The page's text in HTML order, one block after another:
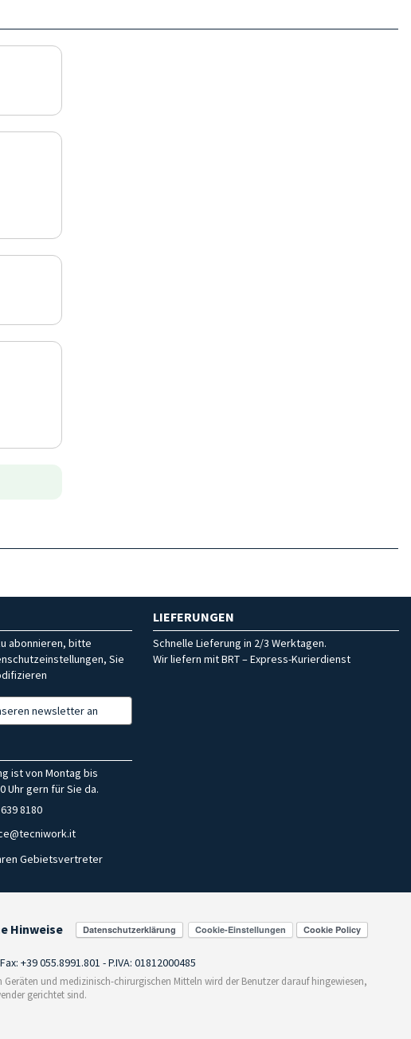
abonnieren, bitte
Sie
newsletter an
LIEFERUNGEN
Schnelle Lieferung in 2/3 Werktagen.
Wir liefern mit BRT – Express-Kurierdienst
ist von Montag bis
Uhr gern für Sie da.
8180
Gebietsvertreter
Hinweise Cookie-Einstellungen
+39 055.8991.801 - P.IVA: 01812000485
und medizinisch-chirurgischen Mitteln wird der Benutzer darauf hingewiesen,
gerichtet sind.